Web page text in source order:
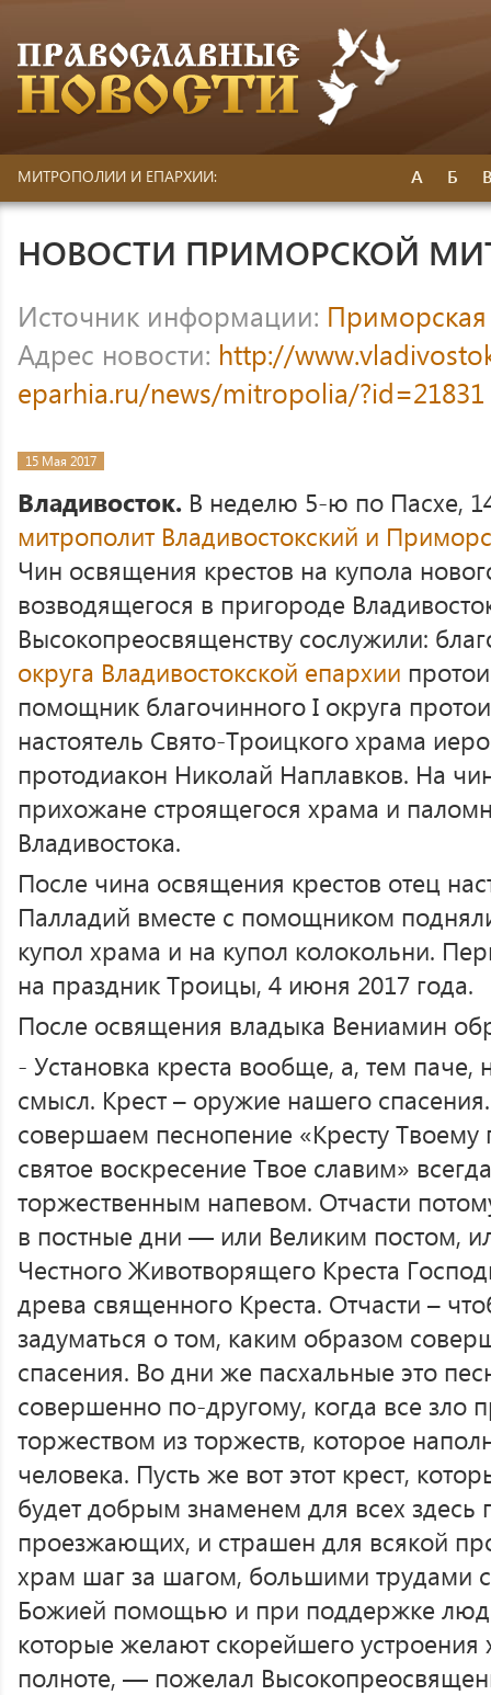
МИТРОПОЛИИ И ЕПАРХИИ: А Б
НОВОСТИ ПРИМОРСКОЙ
Источник информации:
Адрес новости: http://
eparhia.ru/news/mitropolia/?id=21831
15 Мая 2017
Владивосток. В неделю 5-ю по Пасхе,
митрополит Владивостокский и
Чин освящения крестов на купола
возводящегося в пригороде
Высокопреосвященству сослужили:
округа Владивостокской епархии
помощник благочинного I округа
настоятель Свято-Троицкого храма
протодиакон Николай Наплавков. На
прихожане строящегося храма и
Владивостока.
После чина освящения крестов отец
Палладий вместе с помощником
купол храма и на купол колокольни.
на праздник Троицы, 4 июня 2017 года.
После освящения владыка Вениамин
- Установка креста вообще, а, тем паче,
смысл. Крест – оружие нашего
совершаем песнопение «Кресту
святое воскресение Твое славим»
торжественным напевом. Отчасти
в постные дни — или Великим постом,
Честного Животворящего Креста
древа священного Креста. Отчасти –
задуматься о том, каким образом
спасения. Во дни же пасхальные это
совершенно по-другому, когда все зло
торжеством из торжеств, которое
человека. Пусть же вот этот крест,
будет добрым знаменем для всех
проезжающих, и страшен для всякой
храм шаг за шагом, большими трудами
Божией помощью и при поддержке
которые желают скорейшего устроения
полноте, — пожелал